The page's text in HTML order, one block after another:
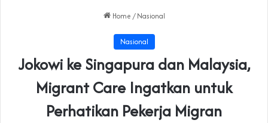
Home / Nasional
Nasional
Jokowi ke Singapura dan Malaysia,
Migrant Care Ingatkan untuk
Perhatikan Pekerja Migran